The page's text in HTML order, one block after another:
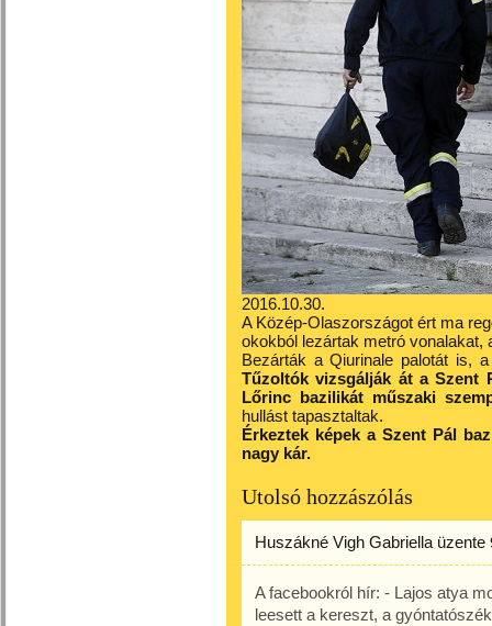
2016.10.30.
A Közép-Olaszországot ért ma
okokból lezártak metró vonalakat,
Bezárták a Qiurinale palotát is,
Tűzoltók vizsgálják át a Szent
Lőrinc bazilikát műszaki
hullást tapasztaltak.
Érkeztek képek a Szent Pál
nagy kár.
Utolsó hozzászólás
Huszákné Vigh Gabriella üzente
A facebookról hír: - Lajos atya
leesett a kereszt, a